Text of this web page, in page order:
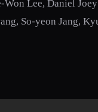
Won Lee, Daniel
So-yeon Jang,